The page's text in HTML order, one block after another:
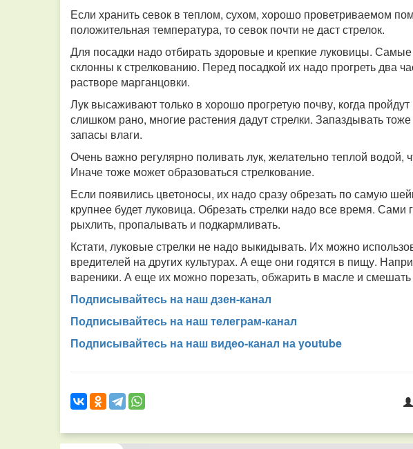
Если хранить севок в теплом, сухом, хорошо проветриваемом
положительная температура, то севок почти не даст стрелок.
Для посадки надо отбирать здоровые и крепкие луковицы.
склонны к стрелкованию. Перед посадкой их надо прогреть два
растворе марганцовки.
Лук высаживают только в хорошо прогретую почву, когда
слишком рано, многие растения дадут стрелки. Запаздывать
запасы влаги.
Очень важно регулярно поливать лук, желательно теплой водой,
Иначе тоже может образоваться стрелкование.
Если появились цветоносы, их надо сразу обрезать по самую
крупнее будет луковица. Обрезать стрелки надо все время. Сами
рыхлить, пропалывать и подкармливать.
Кстати, луковые стрелки не надо выкидывать. Их можно
вредителей на других культурах. А еще они годятся в пищу.
вареники. А еще их можно порезать, обжарить в масле и смешать
Подписывайтесь на наш дзен-канал
Подписывайтесь на наш телеграм-канал
Подписывайтесь на наш видео-канал на youtube